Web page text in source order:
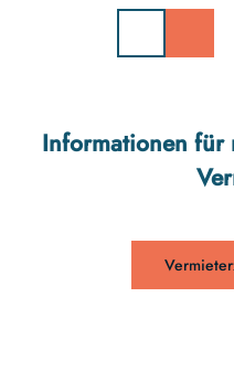
Informationen für